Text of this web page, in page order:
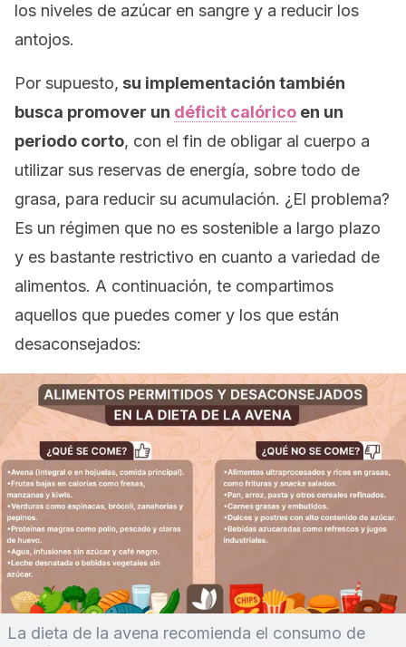
los niveles de azúcar en sangre y a reducir los
antojos.
Por supuesto, su implementación también
busca promover un déficit calórico en un
periodo corto, con el fin de obligar al cuerpo a
utilizar sus reservas de energía, sobre todo de
grasa, para reducir su acumulación. ¿El problema?
Es un régimen que no es sostenible a largo plazo
y es bastante restrictivo en cuanto a variedad de
alimentos. A continuación, te compartimos
aquellos que puedes comer y los que están
desaconsejados:
La dieta de la avena recomienda el consumo de